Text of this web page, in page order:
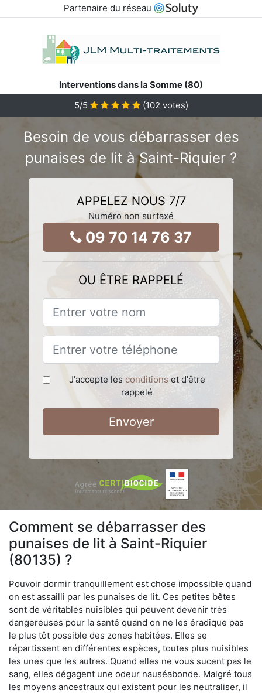
Partenaire du réseau
Interventions dans la Somme (80)
5/5 (102 votes)
Besoin de vous débarrasser des
punaises de lit à Saint-Riquier ?
APPELEZ NOUS 7/7
Numéro non surtaxé
09 70 14 76 37
OU ÊTRE RAPPELÉ
J'accepte les conditions et d'être
rappelé
Envoyer
Comment se débarrasser des
punaises de lit à Saint-Riquier
(80135) ?
Pouvoir dormir tranquillement est chose impossible quand
on est assailli par les punaises de lit. Ces petites bêtes
sont de véritables nuisibles qui peuvent devenir très
dangereuses pour la santé quand on ne les éradique pas
le plus tôt possible des zones habitées. Elles se
répartissent en différentes espèces, toutes plus nuisibles
les unes que les autres. Quand elles ne vous sucent pas le
sang, elles dégagent une odeur nauséabonde. Malgré tous
les moyens ancestraux qui existent pour les neutraliser, il